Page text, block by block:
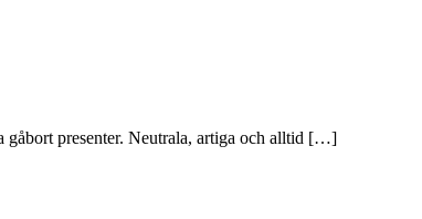
presenter. Neutrala, artiga och alltid […]